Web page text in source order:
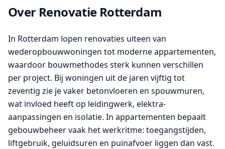
Over Renovatie Rotterdam
In Rotterdam lopen renovaties uiteen van
wederopbouwwoningen tot moderne appartementen,
waardoor bouwmethodes sterk kunnen verschillen
per project. Bij woningen uit de jaren vijftig tot
zeventig zie je vaker betonvloeren en spouwmuren,
wat invloed heeft op leidingwerk, elektra-
aanpassingen en isolatie. In appartementen bepaalt
gebouwbeheer vaak het werkritme: toegangstijden,
liftgebruik, geluidsuren en puinafvoer liggen dan vast.